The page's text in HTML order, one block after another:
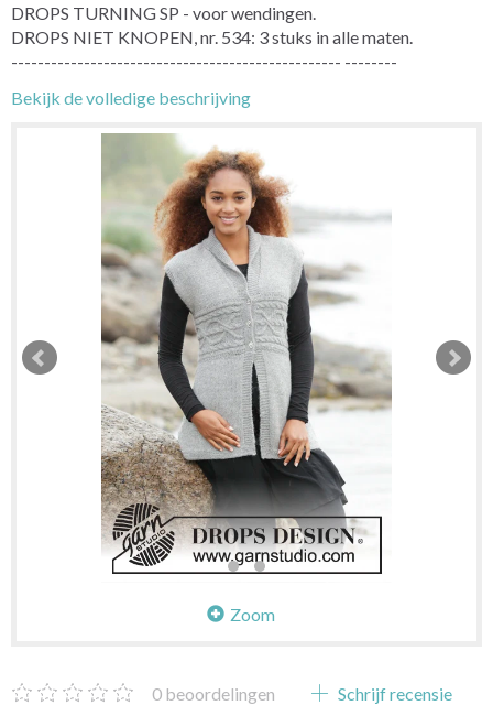
DROPS TURNING SP - voor wendingen.
DROPS NIET KNOPEN, nr. 534: 3 stuks in alle maten.
-------------------------------------------------- --------
Bekijk de volledige beschrijving
Zoom
0 beoordelingen Schrijf recensie